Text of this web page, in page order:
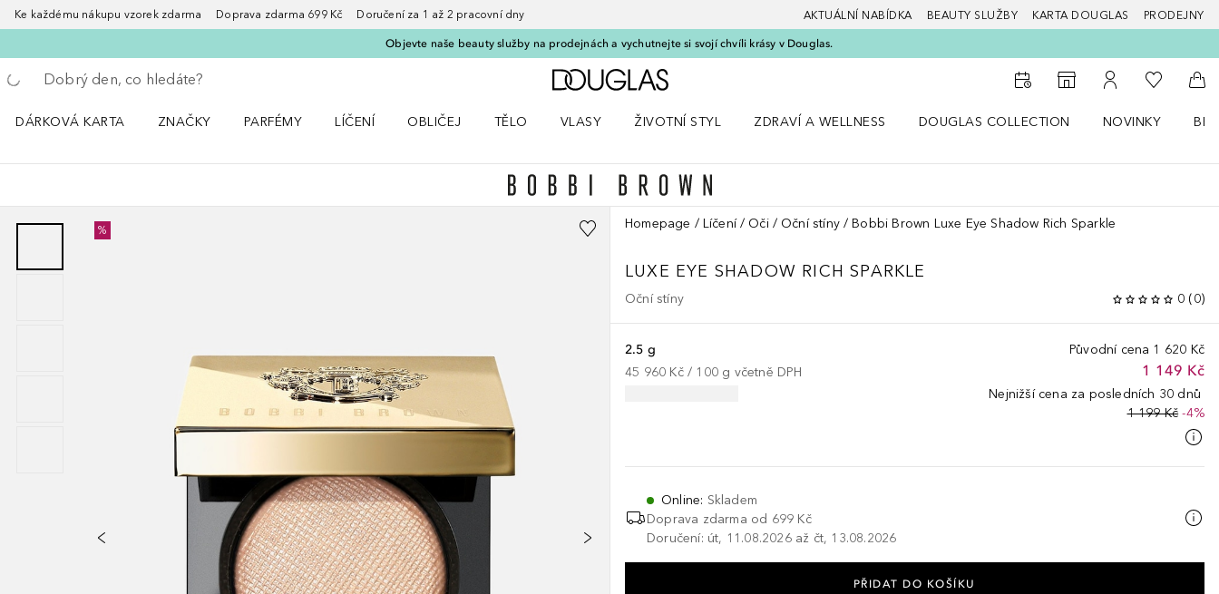
Ke každému nákupu vzorek zdarma Doprava zdarma 699 Kč Doručení za 1 až 2 pracovní dny AKTUÁLNÍ NABÍDKA BEAUTY SLUŽBY KARTA DOUGLAS PRODEJNY
Objevte naše beauty služby na prodejnách a vychutnejte si svojí chvíli krásy v Douglas.
Vraťte se
Proveďte vyhledávání
Domů
K vyhledávači prodejen
K mému účtu
K mému
Do
DÁRKOVÁ KARTA
ZNAČKY
PARFÉMY
LÍČENÍ
OBLIČEJ
TĚLO
VLASY
ŽIVOTNÍ STYL
ZDRAVÍ A WELLNESS
DOUGLAS COLLECTION
NOVINKY
% Homepage Líčení Oči Oční stíny Bobbi Brown Luxe Eye Shadow Rich Sparkle
LUXE EYE SHADOW RICH SPARKLE
Oční stíny 0 (0)
Původní cena 1 620 Kč
1 149 Kč
Nejnižší cena za posledních 30 dnů
1 199 Kč-4%
2.5 g
45 960 Kč / 100 g včetně DPH
Online: Skladem
Doprava zdarma od 699 Kč
Doručení: út, 11.08.2026 až čt, 13.08.2026
PŘIDAT DO KOŠÍKU